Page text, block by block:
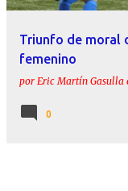
Triunfo de moral
femenino
por Eric Martín Gasulla
0